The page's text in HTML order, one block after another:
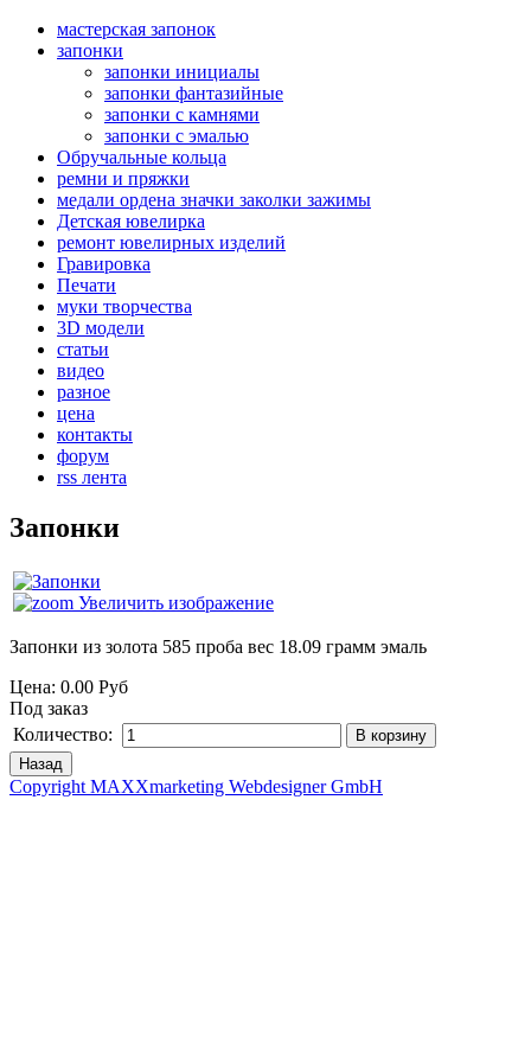
мастерская запонок
запонки
запонки инициалы
запонки фантазийные
запонки с камнями
запонки с эмалью
Обручальные кольца
ремни и пряжки
медали ордена значки заколки зажимы
Детская ювелирка
ремонт ювелирных изделий
Гравировка
Печати
муки творчества
3D модели
статьи
видео
разное
цена
контакты
форум
rss лента
Запонки
Увеличить изображение
Запонки из золота 585 проба вес 18.09 грамм эмаль
Цена: 0.00 Руб
Под заказ
Количество:
Copyright MAXXmarketing Webdesigner GmbH